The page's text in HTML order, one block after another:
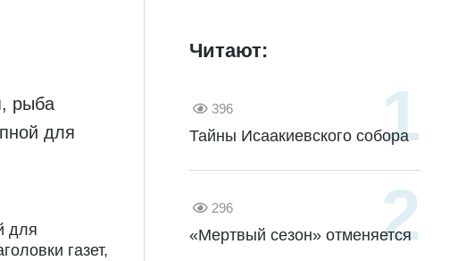
рыба
для
для
газет,
Читают:
396
Тайны Исаакиевского собора
296
«Мертвый сезон» отменяется